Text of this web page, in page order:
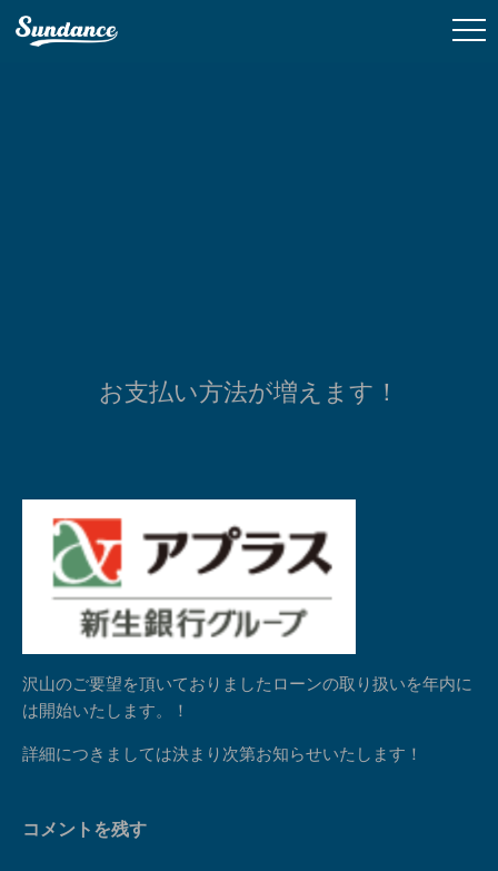
お支払い方法が増えます！
沢山のご要望を頂いておりましたローンの取り扱いを年内に
は開始いたします。！
詳細につきましては決まり次第お知らせいたします！
コメントを残す